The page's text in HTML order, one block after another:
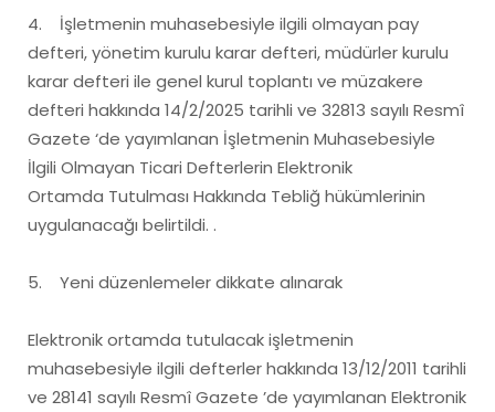
4. İşletmenin muhasebesiyle ilgili olmayan pay
defteri, yönetim kurulu karar defteri, müdürler kurulu
karar defteri ile genel kurul toplantı ve müzakere
defteri hakkında 14/2/2025 tarihli ve 32813 sayılı Resmî
Gazete ‘de yayımlanan İşletmenin Muhasebesiyle
İlgili Olmayan Ticari Defterlerin Elektronik
Ortamda Tutulması Hakkında Tebliğ hükümlerinin
uygulanacağı belirtildi. .
5. Yeni düzenlemeler dikkate alınarak
Elektronik ortamda tutulacak işletmenin
muhasebesiyle ilgili defterler hakkında 13/12/2011 tarihli
ve 28141 sayılı Resmî Gazete ’de yayımlanan Elektronik